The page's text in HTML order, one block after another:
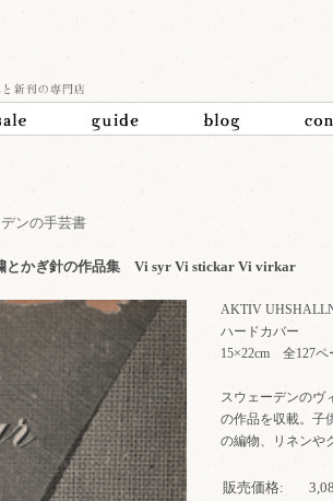
ンの手芸書
とかぎ針の作品集 Vi syr Vi stickar Vi virkar
AKTIV
ハードカバー
15×22cm 全127
スウェーデンのヴ
の作品を収載。子
の編物、リネンや
販売価格: